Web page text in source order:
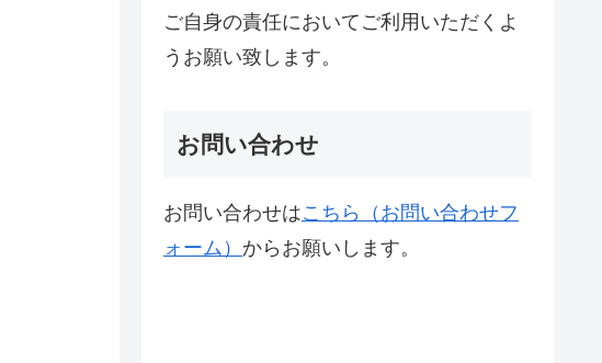
ご自身の責任においてご利用いただくよ
うお願い致します。
お問い合わせ
お問い合わせはこちら（お問い合わせフ
ォーム） からお願いします。